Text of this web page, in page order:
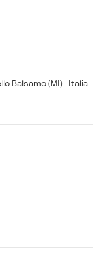
Balsamo (MI) - Italia